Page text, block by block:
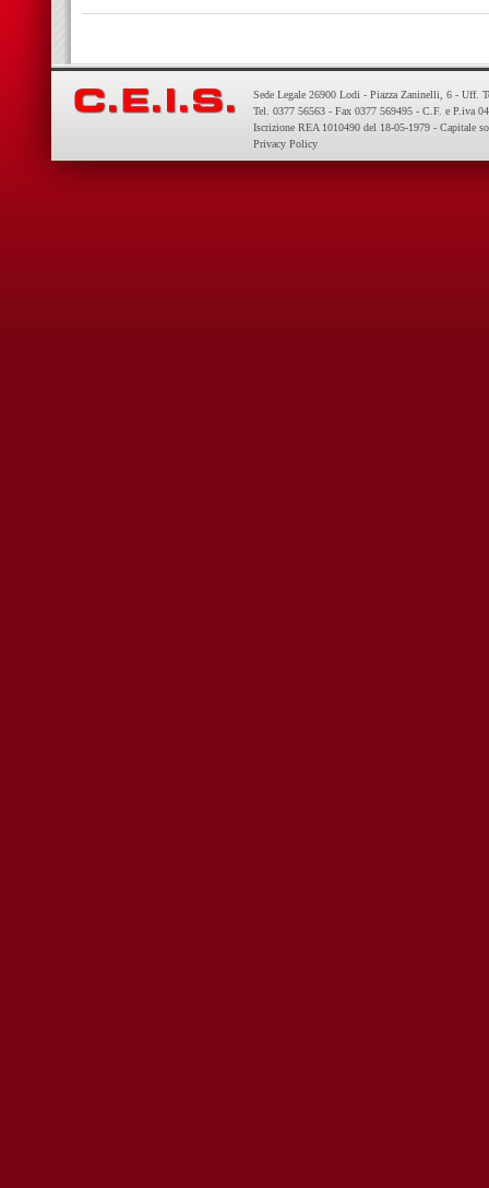
Sede Legale 26900 Lodi - Piazza Zaninelli, 6 - Uff.
Tel. 0377 56563 - Fax 0377 569495 - C.F. e P.iva
Iscrizione REA 1010490 del 18-05-1979 - Capitale
Privacy Policy